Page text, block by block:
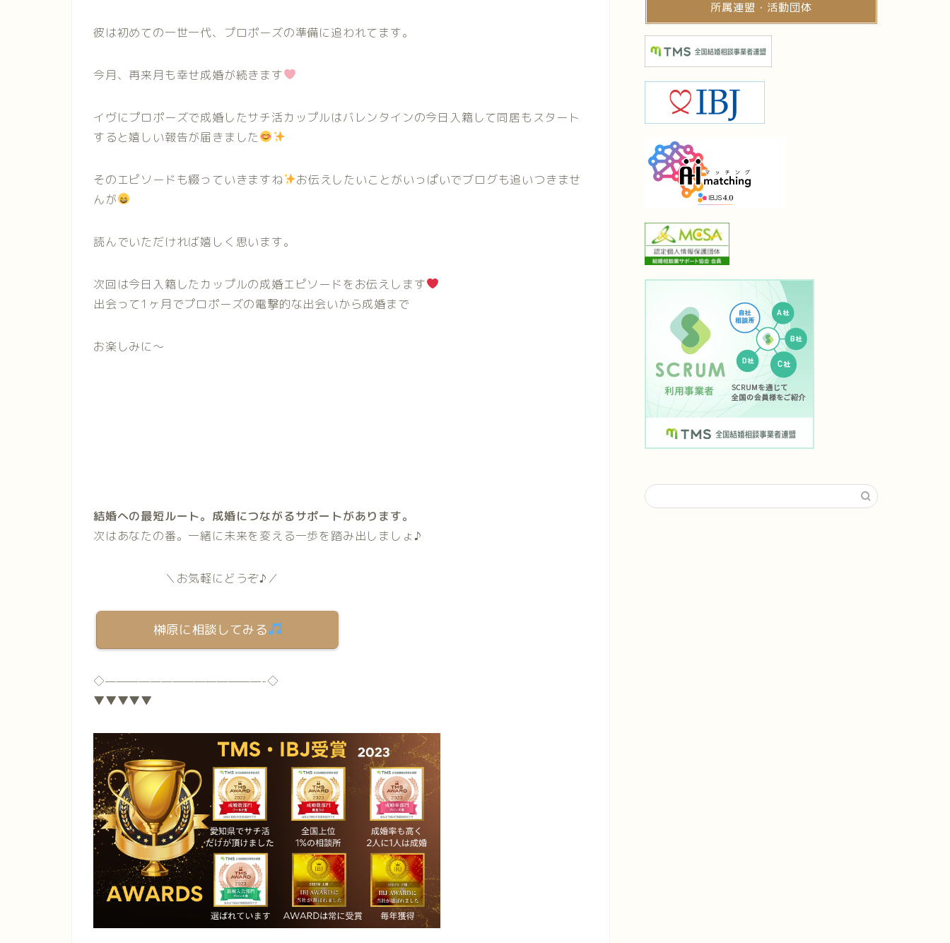
彼は初めての一世一代、プロポーズの準備に追われてます。
今月、再来月も幸せ成婚が続きます
イヴにプロポーズで成婚したサチ活カップルはバレンタインの今日入籍して同居もスタート
すると嬉しい報告が届きました
そのエピソードも綴っていきますね
お伝えしたいことがいっぱいでブログも追いつきませ
んが
読んでいただければ嬉しく思います。
次回は今日入籍したカップルの成婚エピソードをお伝えします
出会って1ヶ月でプロポーズの電撃的な出会いから成婚まで
お楽しみに〜
結婚への最短ルート。成婚につながるサポートがあります。
次はあなたの番。一緒に未来を変える一歩を踏み出しましょ♪
＼お気軽にどうぞ♪／
榊原に相談してみる
◇——————————————-◇
▼▼▼▼▼
所属連盟・活動団体